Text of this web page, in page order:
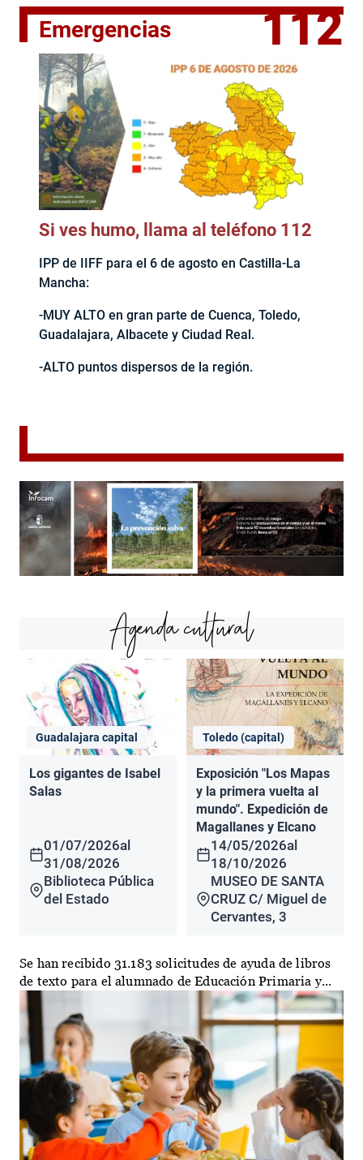
Emergencias 112
Si ves humo, llama al teléfono 112
IPP de IIFF para el 6 de agosto en Castilla-La
Mancha:
-MUY ALTO en gran parte de Cuenca, Toledo,
Guadalajara, Albacete y Ciudad Real.
-ALTO puntos dispersos de la región.
Agenda cultural
Guadalajara capital
Los gigantes de Isabel
Salas
01/07/2026al
31/08/2026
Biblioteca Pública
del Estado
Toledo (capital)
Exposición "Los Mapas
y la primera vuelta al
mundo". Expedición de
Magallanes y Elcano
14/05/2026al
18/10/2026
MUSEO DE SANTA
CRUZ C/ Miguel de
Cervantes, 3
Se han recibido 31.183 solicitudes de ayuda de libros
de texto para el alumnado de Educación Primaria y...